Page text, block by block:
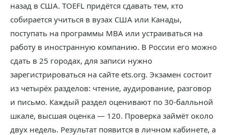
назад в США. TOEFL придётся сдавать тем, кто
собирается учиться в вузах США или Канады,
поступать на программы MBA или устраиваться на
работу в иностранную компанию. В России его можно
сдать в 25 городах, для записи нужно
зарегистрироваться на сайте ets.org. Экзамен состоит
из четырёх разделов: чтение, аудирование, разговор
и письмо. Каждый раздел оценивают по 30-балльной
шкале, высшая оценка — 120. Проверка займёт около
двух недель. Результат появится в личном кабинете, а